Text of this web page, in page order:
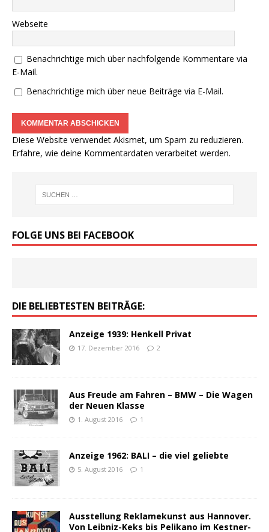
Webseite
Benachrichtige mich über nachfolgende Kommentare via
E-Mail.
Benachrichtige mich über neue Beiträge via E-Mail.
Diese Website verwendet Akismet, um Spam zu reduzieren.
Erfahre, wie deine Kommentardaten verarbeitet werden.
FOLGE UNS BEI FACEBOOK
DIE BELIEBTESTEN BEITRÄGE:
Anzeige 1939: Henkell Privat
17. Dezember 2016 2
Aus Freude am Fahren – BMW – Die Wagen
der Neuen Klasse
1. August 2016 1
Anzeige 1962: BALI – die viel geliebte
5. August 2016 1
Ausstellung Reklamekunst aus Hannover.
Von Leibniz-Keks bis Pelikano im Kestner-